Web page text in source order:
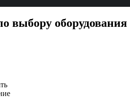
выбору